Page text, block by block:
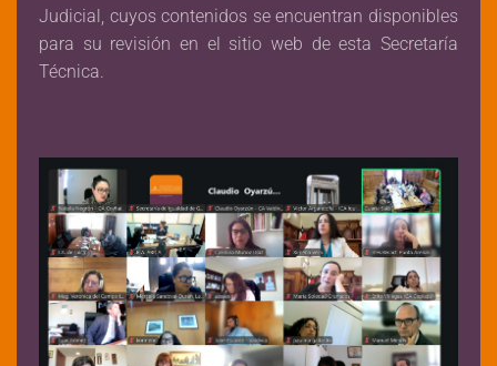
Judicial, cuyos contenidos se encuentran disponibles
para su revisión en el sitio web de esta Secretaría
Técnica.